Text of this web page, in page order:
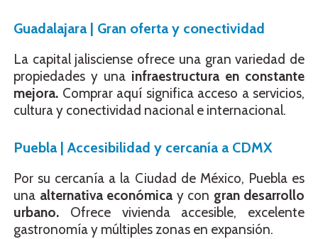
Guadalajara | Gran oferta y conectividad
La capital jalisciense ofrece una gran variedad de
propiedades y una infraestructura en constante
mejora. Comprar aquí significa acceso a servicios,
cultura y conectividad nacional e internacional.
Puebla | Accesibilidad y cercanía a CDMX
Por su cercanía a la Ciudad de México, Puebla es
una alternativa económica y con gran desarrollo
urbano. Ofrece vivienda accesible, excelente
gastronomía y múltiples zonas en expansión.